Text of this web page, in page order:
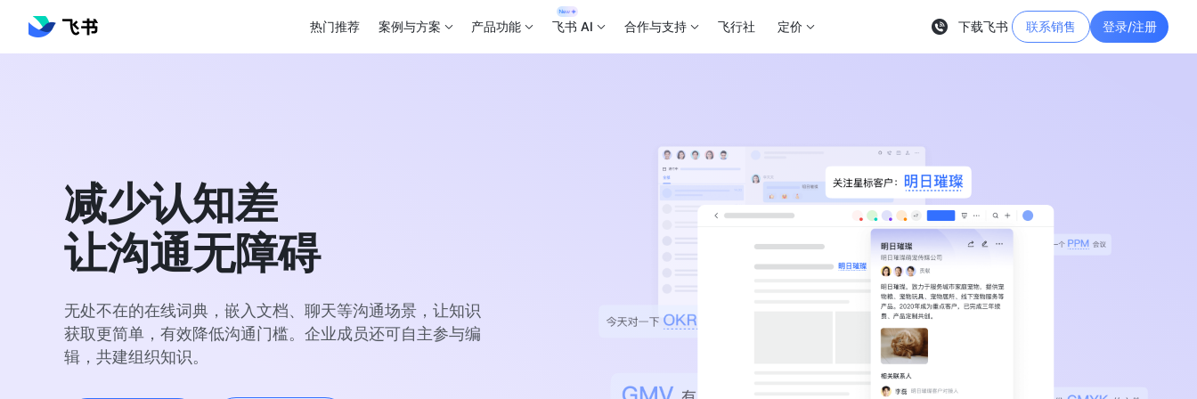
热门推荐 案例与方案 产品功能 飞书 AI 合作与支持 飞行社 定价 下载飞书 联系销售 登录/注册
减少认知差
让沟通无障碍
无处不在的在线词典，嵌入文档、聊天等沟通场景，让知识
获取更简单，有效降低沟通门槛。企业成员还可自主参与编
辑，共建组织知识。